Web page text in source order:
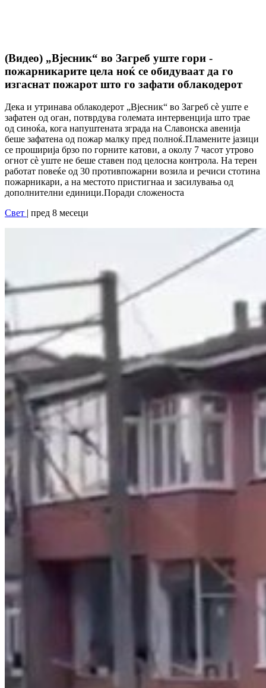
(Видео) „Вјесник“ во Загреб уште гори -
пожарникарите цела ноќ се обидуваат да го
изгаснат пожарот што го зафати облакодерот
Дека и утринава облакодерот „Вјесник“ во Загреб сè уште е
зафатен од оган, потврдува големата интервенција што трае
од синоќа, кога напуштената зграда на Славонска авенија
беше зафатена од пожар малку пред полноќ.Пламените јазици
се проширија брзо по горните катови, а околу 7 часот утрово
огнот сè уште не беше ставен под целосна контрола. На терен
работат повеќе од 30 противпожарни возила и речиси стотина
пожарникари, а на местото пристигнаа и засилувања од
дополнителни единици.Поради сложеноста
Свет | пред 8 месеци